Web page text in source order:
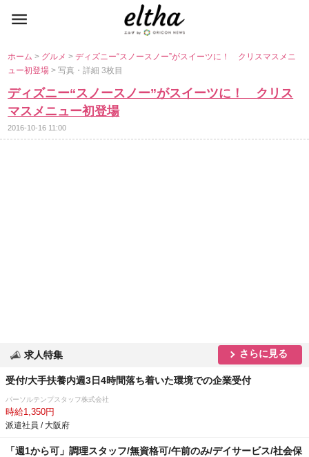
ホーム> グルメ>ディズニー“スノースノー”がスイーツに！ クリスマスメニ
ュー初登場> 写真・詳細 3枚目
ディズニー“スノースノー”がスイーツに！ クリス
マスメニュー初登場
2016-10-16 11:00
求人特集 さらに見る
受付/大手扶養内週3日4時間落ち着いた環境での企業受付
パーソルテンプスタッフ株式会社
時給1,350円
派遣社員 / 大阪府
「週1から可」調理スタッフ/無資格可/午前のみ/デイサービス/社会保